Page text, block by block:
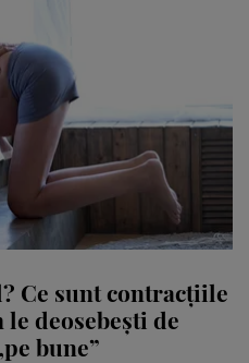
Ce sunt contracțiile
deosebești de
bune”